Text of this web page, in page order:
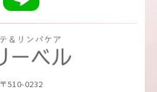
〒510-0232